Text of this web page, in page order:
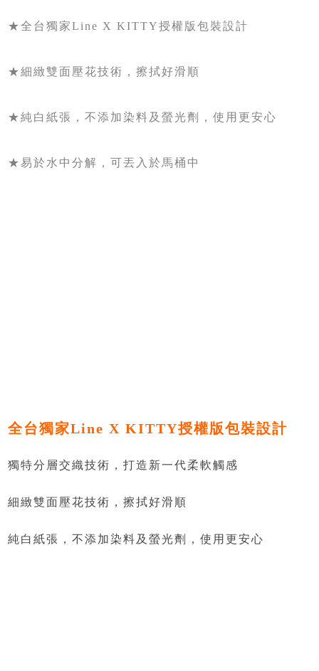
★全台獨家Line X KITTY授權版包裝設計
★細緻雙面壓花技術，擦拭好滑順
★純白紙張，不添加染料及螢光劑，使用更安心
★易於水中分解，可丟入於馬桶中
全台獨家Line X KITTY授權版包裝設計
獨特分層交織技術，打造新一代柔軟觸感
細緻雙面壓花技術，擦拭好滑順
純白紙張，不添加染料及螢光劑，使用更安心